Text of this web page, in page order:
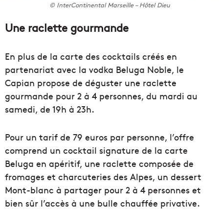
© InterContinental Marseille – Hôtel Dieu
Une raclette gourmande
En plus de la carte des cocktails créés en
partenariat avec la vodka Beluga Noble, le
Capian propose de déguster une raclette
gourmande pour 2 à 4 personnes, du mardi au
samedi, de 19h à 23h.
Pour un tarif de 79 euros par personne, l’offre
comprend un cocktail signature de la carte
Beluga en apéritif, une raclette composée de
fromages et charcuteries des Alpes, un dessert
Mont-blanc à partager pour 2 à 4 personnes et
bien sûr l’accès à une bulle chauffée privative.